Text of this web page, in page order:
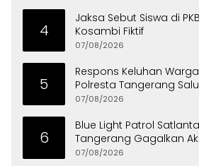
4
Jaksa Sebut Siswa di
Kosambi Fiktif
07/08/2026
5
Respons Keluhan
Polresta Tangerang
Bersih ke Panongan
07/08/2026
6
Blue Light Patrol
Tangerang Gagalkan
Pria Diamankan
07/08/2026